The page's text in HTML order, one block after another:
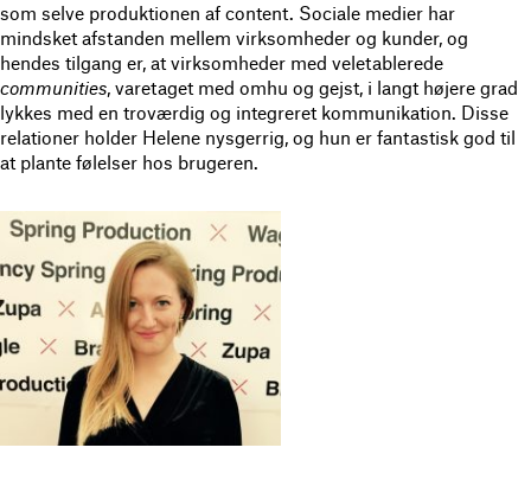
som selve produktionen af content. Sociale medier har
mindsket afstanden mellem virksomheder og kunder, og
hendes tilgang er, at virksomheder med veletablerede
communities , varetaget med omhu og gejst, i langt højere grad
lykkes med en troværdig og integreret kommunikation. Disse
relationer holder Helene nysgerrig, og hun er fantastisk god til
at plante følelser hos brugeren.